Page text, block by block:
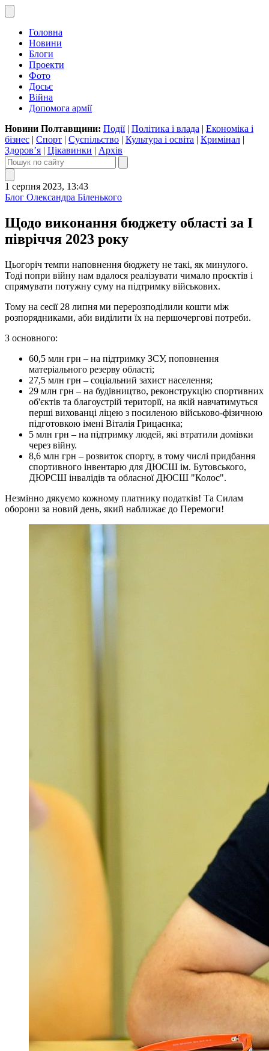
Головна
Новини
Блоги
Проекти
Фото
Досьє
Війна
Допомога армії
Новини Полтавщини: Події| Політика і влада | Економіка і
бізнес | Спорт | Суспільство | Культура і освіта | Кримінал |
Здоров’я | Цікавинки | Архів
1 серпня 2023, 13:43
Блог Олександра Біленького
Щодо виконання бюджету області за I
півріччя 2023 року
Цьогоріч темпи наповнення бюджету не такі, як минулого.
Тоді попри війну нам вдалося реалізувати чимало проєктів і
спрямувати потужну суму на підтримку військових.
Тому на сесії 28 липня ми перерозподілили кошти між
розпорядниками, аби виділити їх на першочергові потреби.
З основного:
60,5 млн грн – на підтримку ЗСУ, поповнення
матеріального резерву області;
27,5 млн грн – соціальний захист населення;
29 млн грн – на будівництво, реконструкцію спортивних
об'єктів та благоустрій території, на якій навчатимуться
перші вихованці ліцею з посиленою військово-фізичною
підготовкою імені Віталія Грицаєнка;
5 млн грн – на підтримку людей, які втратили домівки
через війну.
8,6 млн грн – розвиток спорту, в тому числі придбання
спортивного інвентарю для ДЮСШ ім. Бутовського,
ДЮРСШ інвалідів та обласної ДЮСШ "Колос".
Незмінно дякуємо кожному платнику податків! Та Силам
оборони за новий день, який наближає до Перемоги!